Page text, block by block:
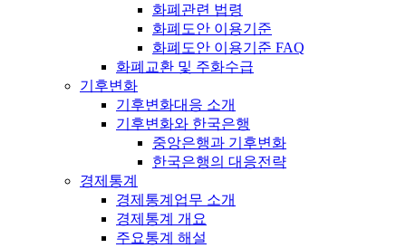
화폐관련 법령
화폐도안 이용기준
화폐도안 이용기준 FAQ
화폐교환 및 주화수급
기후변화
기후변화대응 소개
기후변화와 한국은행
중앙은행과 기후변화
한국은행의 대응전략
경제통계
경제통계업무 소개
경제통계 개요
주요통계 해설